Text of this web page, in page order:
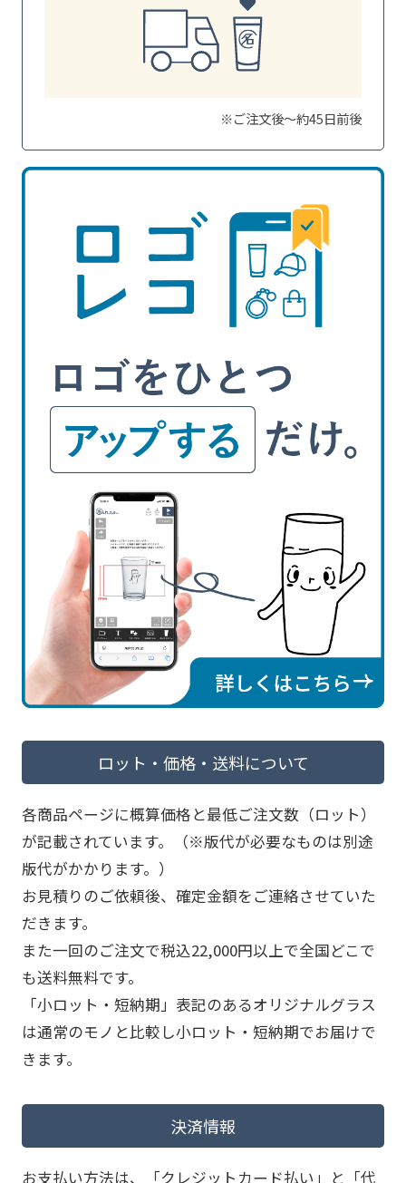
※ご注文後～約45日前後
ロット・価格・送料について
各商品ページに概算価格と最低ご注文数（ロット）
が記載されています。（※版代が必要なものは別途
版代がかかります。）
お見積りのご依頼後、確定金額をご連絡させていた
だきます。
また一回のご注文で税込22,000円以上で全国どこで
も送料無料です。
「小ロット・短納期」表記のあるオリジナルグラス
は通常のモノと比較し小ロット・短納期でお届けで
きます。
決済情報
お支払い方法は、「クレジットカード払い」と「代